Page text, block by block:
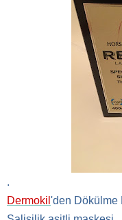
.
Dermokil 'den Dökülme